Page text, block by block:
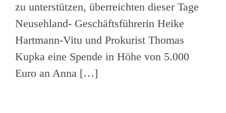
zu unterstützen, überreichten dieser Tage
Neusehland- Geschäftsführerin Heike
Hartmann-Vitu und Prokurist Thomas
Kupka eine Spende in Höhe von 5.000
Euro an Anna […]